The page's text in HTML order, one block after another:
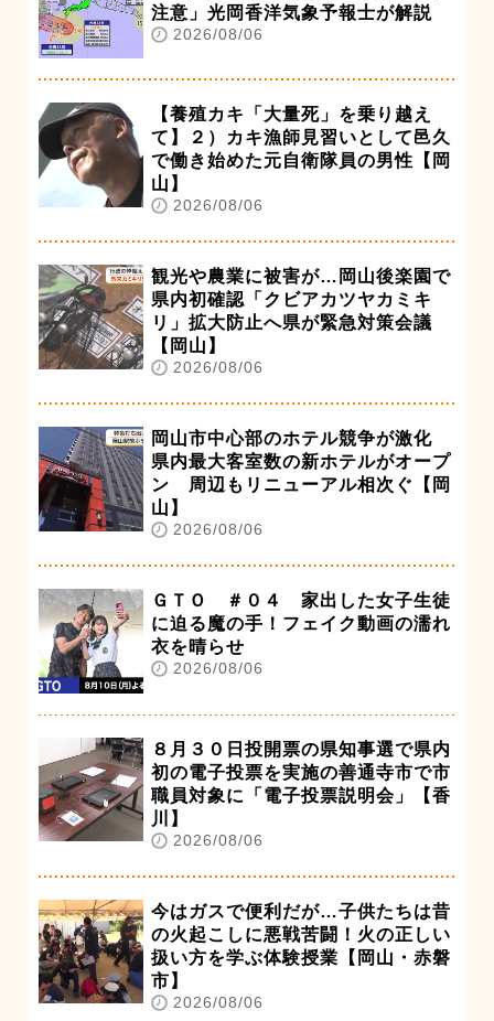
注意」光岡香洋気象予報士が解説
2026/08/06
【養殖カキ「大量死」を乗り越え
て】２）カキ漁師見習いとして邑久
で働き始めた元自衛隊員の男性【岡
山】
2026/08/06
観光や農業に被害が…岡山後楽園で
県内初確認「クビアカツヤカミキ
リ」拡大防止へ県が緊急対策会議
【岡山】
2026/08/06
岡山市中心部のホテル競争が激化
県内最大客室数の新ホテルがオープ
ン 周辺もリニューアル相次ぐ【岡
山】
2026/08/06
ＧＴＯ ＃０４ 家出した女子生徒
に迫る魔の手！フェイク動画の濡れ
衣を晴らせ
2026/08/06
８月３０日投開票の県知事選で県内
初の電子投票を実施の善通寺市で市
職員対象に「電子投票説明会」【香
川】
2026/08/06
今はガスで便利だが…子供たちは昔
の火起こしに悪戦苦闘！火の正しい
扱い方を学ぶ体験授業【岡山・赤磐
市】
2026/08/06